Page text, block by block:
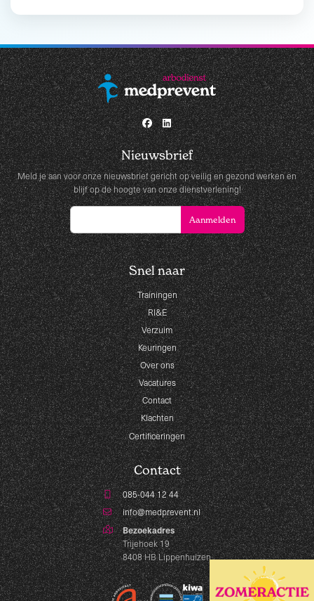
Nieuwsbrief
Meld je aan voor onze nieuwsbrief gericht op veilig en gezond werken en
blijf op de hoogte van onze dienstverlening!
Snel naar
Trainingen
RI&E
Verzuim
Keuringen
Over ons
Vacatures
Contact
Klachten
Certificeringen
Contact
085-044 12 44
info@medprevent.nl
Bezoekadres
Trijehoek 19
8408 HB Lippenhuizen